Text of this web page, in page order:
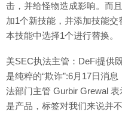
击，并给怪物造成影响。而
加1个新技能，并添加技能
本技能中选择1个进行替换。
美SEC执法主管：DeFi提供
是纯粹的“欺诈”:6月17日消
法部门主管 Gurbir Grewal
是产品，标签对我们来说并